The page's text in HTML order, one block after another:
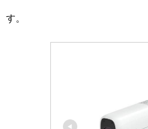
す。